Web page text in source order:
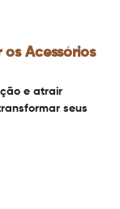
Acessórios
e atrair
seus